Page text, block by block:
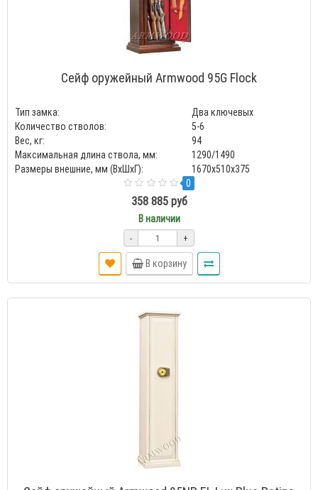
Сейф оружейный Armwood 95G Flock
Тип замка:
Два ключевых
Количество стволов:
5-6
Вес, кг:
94
Максимальная длина ствола, мм:
1290/1490
Размеры внешние, мм (ВхШхГ):
1670х510х375
0
358 885 руб
В наличии
- +
В корзину